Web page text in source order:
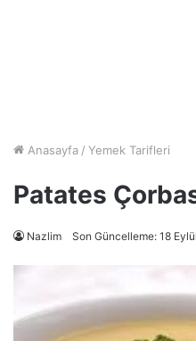
Anasayfa / Yemek Tarifleri
Patates
Nazlim Son Güncelleme: 18